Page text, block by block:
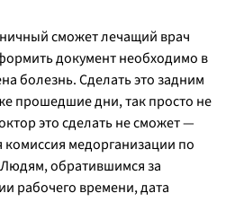
сможет лечащий врач
документ необходимо в
болезнь. Сделать это задним
прошедшие дни, так просто не
это сделать не сможет —
комиссия медорганизации по
обратившимся за
рабочего времени, дата